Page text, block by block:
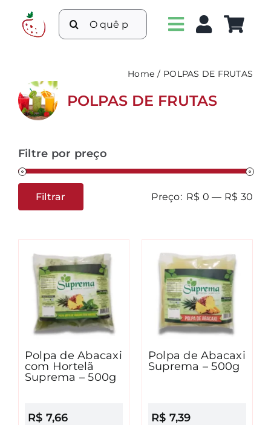
Buscar
resultados
Home POLPAS DE FRUTAS
POLPAS DE FRUTAS
Filtre por preço
Preço
Preço
Filtrar Preço: R$ 0 — R$ 30
Polpa de Abacaxi
com Hortelã
Suprema – 500g
R$ 7,66
Polpa de Abacaxi
Suprema – 500g
R$ 7,39